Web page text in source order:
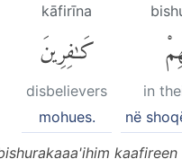
in
në
kāfirīna
كَٰفِرِينَ
disbelievers
mohues.
kaafireen